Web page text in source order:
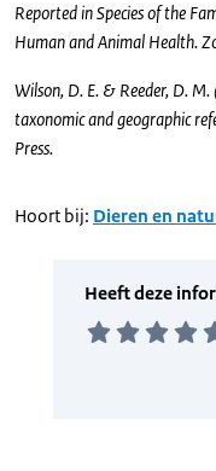
Reported in Species of the
Human and Animal Health.
Wilson, D. E. & Reeder, D.
taxonomic and geographic
Press.
Hoort bij: Dieren en